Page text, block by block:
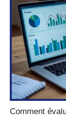
Comment